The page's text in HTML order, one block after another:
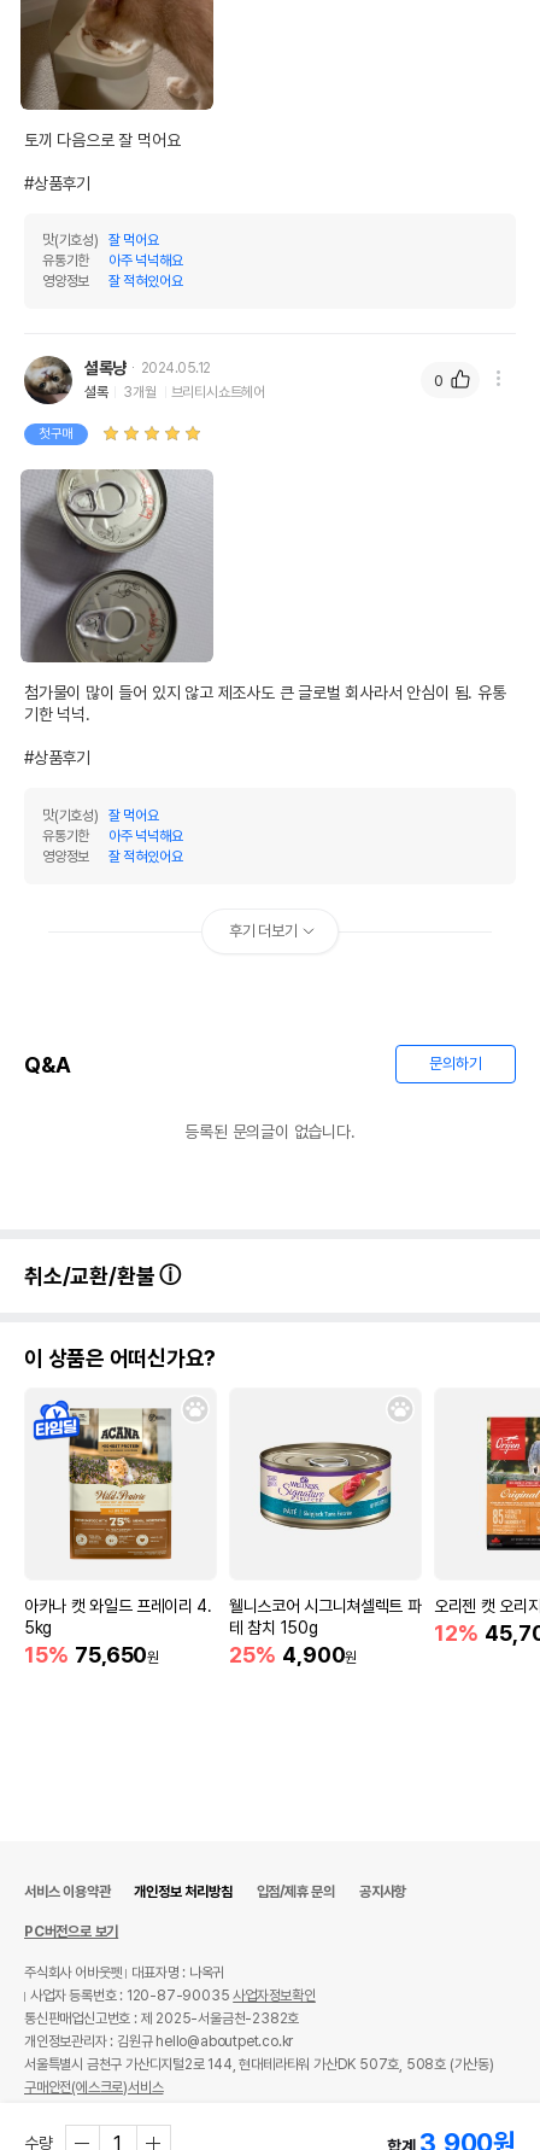
토끼 다음으로 잘 먹어요
#상품후기
맛(기호성)
잘 먹어요
유통기한
아주 넉넉해요
영양정보
잘 적혀있어요
셜록냥
2024.05.12
셜록
3개월 브리티시쇼트헤어
첫구매
첨가물이 많이 들어 있지 않고 제조사도 큰 글로벌 회사라서 안심이 됨. 유통
기한 넉넉.
#상품후기
맛(기호성)
잘 먹어요
유통기한
아주 넉넉해요
영양정보
잘 적혀있어요
0
후기 더보기
Q&A 문의하기
등록된 문의글이 없습니다.
취소/교환/환불
이 상품은 어떠신가요?
아카나 캣 와일드 프레이리 4.
5kg
15% 75,650원
웰니스코어 시그니쳐셀렉트 파
테 참치 150g
25% 4,900원
오리젠 캣 오리
12%
수량 합계 3,900원
서비스 이용약관 개인정보 처리방침 입점/제휴 문의 공지사항
PC버전으로 보기
주식회사 어바웃펫
대표자명 : 나옥귀
사업자 등록번호 : 120-87-90035사업자정보확인
통신판매업신고번호 : 제 2025-서울금천-2382호
개인정보관리자 : 김원규 hello@aboutpet.co.kr
서울특별시 금천구 가산디지털2로 144, 현대테라타워 가산DK 507호, 508호 (가산동)
구매안전(에스크로)서비스